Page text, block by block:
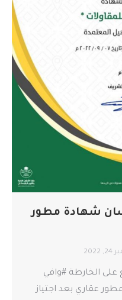
شهادة مطور
على الخارطة #وافي
عقاري بعد اجتياز